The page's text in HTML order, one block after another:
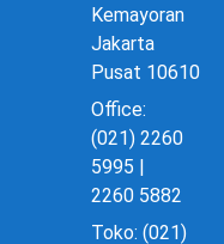
Kemayoran
Jakarta
Pusat 10610
Office:
(021) 2260
5995 |
2260 5882
Toko: (021)